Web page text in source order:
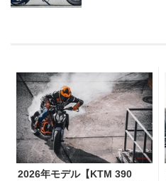
2026年モデル【KTM 390